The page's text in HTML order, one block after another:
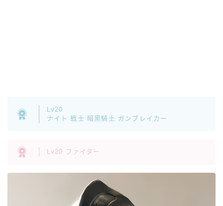
Lv20
ナイト 戦士 暗黒騎士 ガンブレイカー
Lv20 ファイター